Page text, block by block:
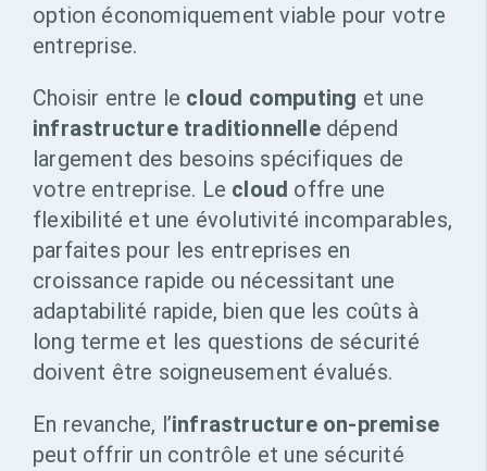
option économiquement viable pour votre
entreprise.
Choisir entre le cloud computing et une
infrastructure traditionnelledépend
largement des besoins spécifiques de
votre entreprise. Le cloud offre une
flexibilité et une évolutivité incomparables,
parfaites pour les entreprises en
croissance rapide ou nécessitant une
adaptabilité rapide, bien que les coûts à
long terme et les questions de sécurité
doivent être soigneusement évalués.
En revanche, l’infrastructure on-premise
peut offrir un contrôle et une sécurité